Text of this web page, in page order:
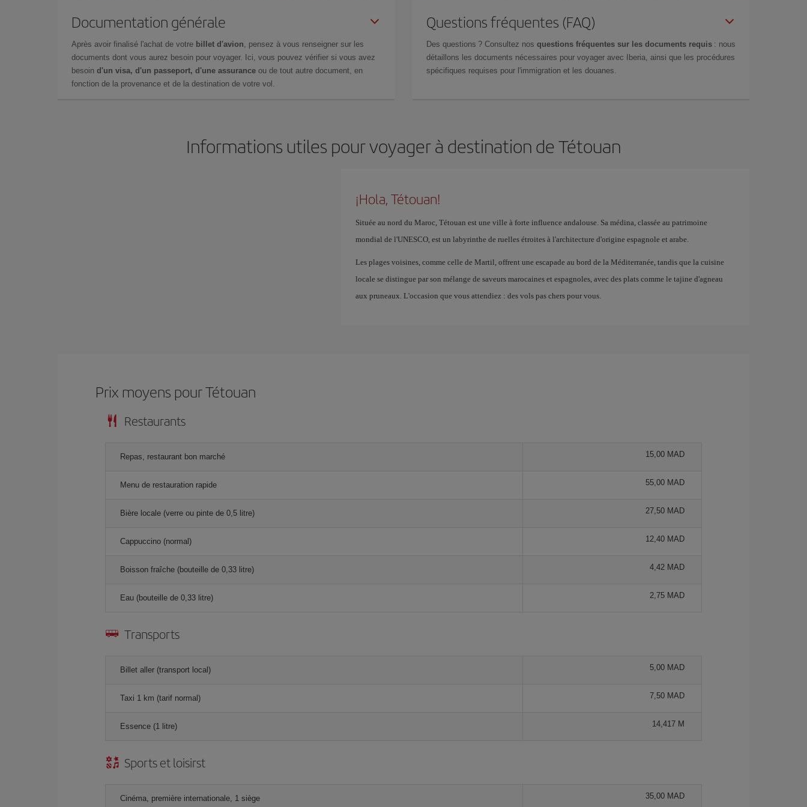
Documentation générale
Après avoir finalisé l'achat de votre billet d'avion, pensez à vous renseigner sur les
documents dont vous aurez besoin pour voyager. Ici, vous pouvez vérifier si vous avez
besoin d'un visa, d'un passeport, d'une assurance ou de tout autre document, en
fonction de la provenance et de la destination de votre vol.
Questions fréquentes (FAQ)
Des questions ? Consultez nos questions fréquentes sur les documents requis : nous
détaillons les documents nécessaires pour voyager avec Iberia, ainsi que les procédures
spécifiques requises pour l'immigration et les douanes.
Informations utiles pour voyager à destination de Tétouan
¡Hola, Tétouan!
Située au nord du Maroc, Tétouan est une ville à forte influence andalouse. Sa médina, classée au patrimoine
mondial de l'UNESCO, est un labyrinthe de ruelles étroites à l'architecture d'origine espagnole et arabe.
Les plages voisines, comme celle de Martil, offrent une escapade au bord de la Méditerranée, tandis que la cuisine
locale se distingue par son mélange de saveurs marocaines et espagnoles, avec des plats comme le tajine d'agneau
aux pruneaux. L'occasion que vous attendiez : des vols pas chers pour vous.
Prix ​​moyens pour Tétouan
Restaurants
Repas, restaurant bon marché 15,00 MAD
Menu de restauration rapide 55,00 MAD
Bière locale (verre ou pinte de 0,5 litre) 27,50 MAD
Cappuccino (normal) 12,40 MAD
Boisson fraîche (bouteille de 0,33 litre) 4,42 MAD
Eau (bouteille de 0,33 litre) 2,75 MAD
Transports
Billet aller (transport local) 5,00 MAD
Taxi 1 km (tarif normal) 7,50 MAD
Essence (1 litre) 14,417 M
Sports et loisirst
Cinéma, première internationale, 1 siège 35,00 MAD